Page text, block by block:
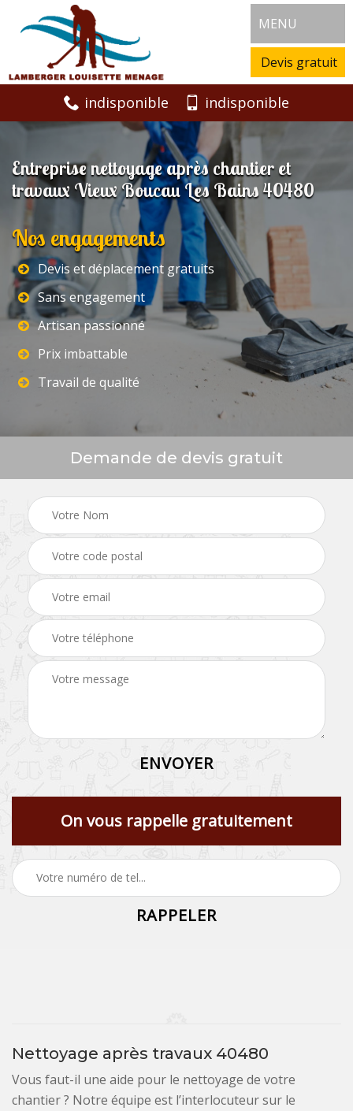
MENU
Devis gratuit
indisponible indisponible
Entreprise nettoyage après chantier et
travaux Vieux Boucau Les Bains 40480
Nos engagements
Devis et déplacement gratuits
Sans engagement
Artisan passionné
Prix imbattable
Travail de qualité
Demande de devis gratuit
On vous rappelle gratuitement
Nettoyage après travaux 40480
Vous faut-il une aide pour le nettoyage de votre
chantier ? Notre équipe est l’interlocuteur sur le